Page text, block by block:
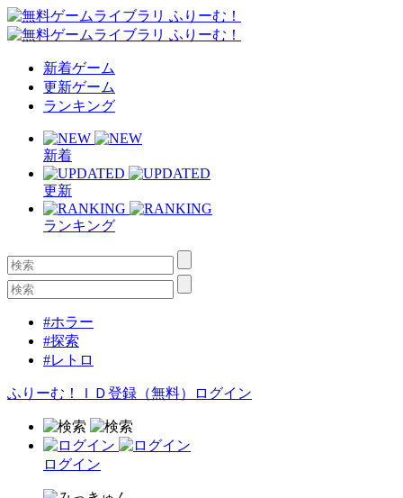
新着ゲーム
更新ゲーム
ランキング
新着
更新
ランキング
#ホラー
#探索
#レトロ
ふりーむ！ＩＤ登録（無料） ログイン
ログイン